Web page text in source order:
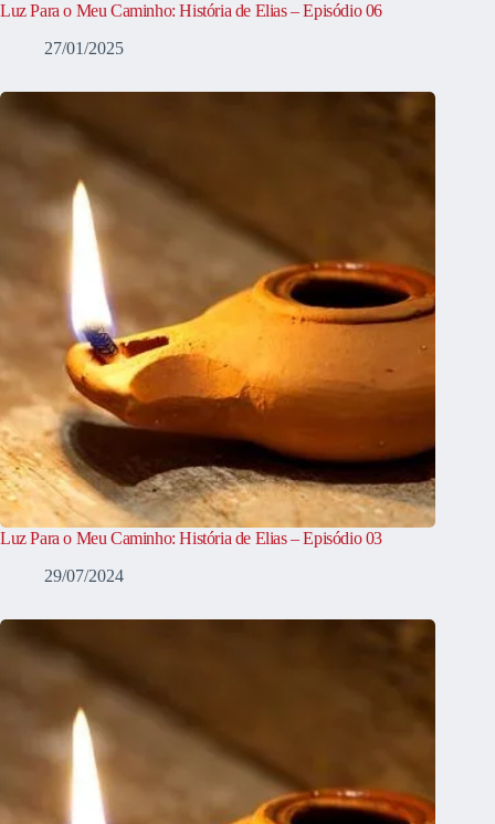
Luz Para o Meu Caminho: História de Elias – Episódio 06
27/01/2025
Luz Para o Meu Caminho: História de Elias – Episódio 03
29/07/2024